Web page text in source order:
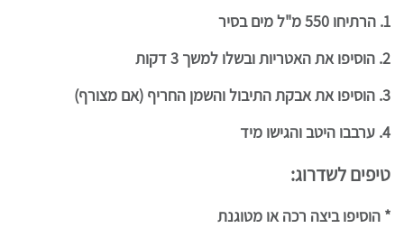
1. הרתיחו 550 מ"ל מים בסיר
2. הוסיפו את האטריות ובשלו למשך 3 דקות
3. הוסיפו את אבקת התיבול והשמן החריף (אם מצורף)
4. ערבבו היטב והגישו מיד
טיפים לשדרוג:
* הוסיפו ביצה רכה או מטוגנת